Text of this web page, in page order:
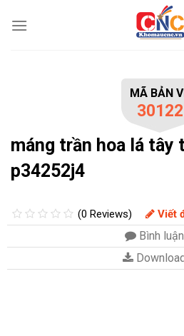
MÃ BẢN
30122
máng trần hoa lá tây
p34252j4
(0 Reviews) Viết
Bình